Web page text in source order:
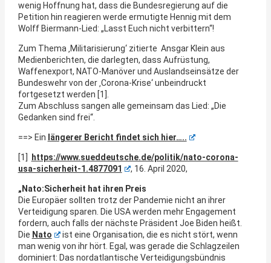
wenig Hoffnung hat, dass die Bundesregierung auf die
Petition hin reagieren werde ermutigte Hennig mit dem
Wolff Biermann-Lied: „Lasst Euch nicht verbittern“!
Zum Thema ‚Militarisierung‘ zitierte Ansgar Klein aus
Medienberichten, die darlegten, dass Aufrüstung,
Waffenexport, NATO-Manöver und Auslandseinsätze der
Bundeswehr von der ‚Corona-Krise‘ unbeindruckt
fortgesetzt werden [1].
Zum Abschluss sangen alle gemeinsam das Lied: „Die
Gedanken sind frei“.
==> Ein längerer Bericht findet sich hier…..
[1]
https://www.sueddeutsche.de/politik/nato-corona-
usa-sicherheit-1.4877091
, 16. April 2020,
„Nato:Sicherheit hat ihren Preis
Die Europäer sollten trotz der Pandemie nicht an ihrer
Verteidigung sparen. Die USA werden mehr Engagement
fordern, auch falls der nächste Präsident Joe Biden heißt.
Die Nato
ist eine Organisation, die es nicht stört, wenn
man wenig von ihr hört. Egal, was gerade die Schlagzeilen
dominiert: Das nordatlantische Verteidigungsbündnis